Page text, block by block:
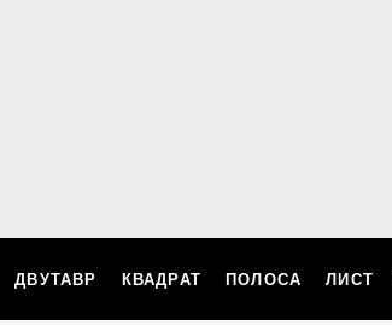
ДВУТАВР КВАДРАТ ПОЛОСА ЛИСТ